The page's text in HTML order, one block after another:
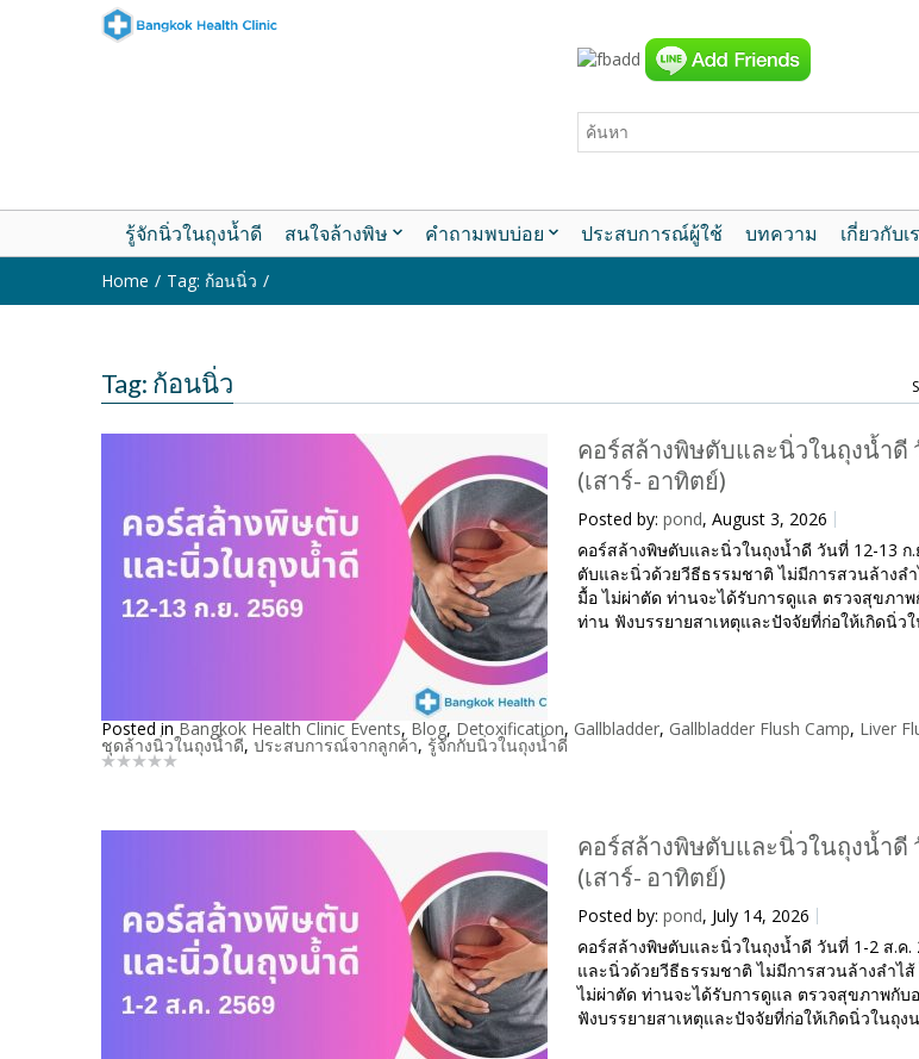
รู้จักนิ่วในถุงน้ำดี สนใจล้างพิษ คำถามพบบ่อย ประสบการณ์ผู้ใช้ บทความ เกี่ยวกับเ
Home Tag: ก้อนนิ่ว
Tag: ก้อนนิ่ว
คอร์สล้างพิษตับและนิ่วในถุงน้ำดี
(เสาร์- อาทิตย์)
Posted by: pond, August 3, 2026
คอร์สล้างพิษตับและนิ่วในถุงน้ำดี วันที่ 12-13 ก.
ตับและนิ่วด้วยวีธีธรรมชาติ ไม่มีการสวนล้างลำ
มื้อ ไม่ผ่าตัด ท่านจะได้รับการดูแล ตรวจสุขภา
ท่าน ฟังบรรยายสาเหตุและปัจจัยที่ก่อให้เกิดนิ่วใ
Posted inBangkok Health Clinic Events, Blog, Detoxification, Gallbladder, Gallbladder Flush Camp, Liver
ชุดล้างนิ่วในถุงน้ำดี, ประสบการณ์จากลูกค้า, รู้จักกับนิ่วในถุงน้ำดี
คอร์สล้างพิษตับและนิ่วในถุงน้ำดี
(เสาร์- อาทิตย์)
Posted by: pond, July 14, 2026
คอร์สล้างพิษตับและนิ่วในถุงน้ำดี วันที่ 1-2 ส.ค.
และนิ่วด้วยวีธีธรรมชาติ ไม่มีการสวนล้างลำไ
ไม่ผ่าตัด ท่านจะได้รับการดูแล ตรวจสุขภาพกับ
ฟังบรรยายสาเหตุและปัจจัยที่ก่อให้เกิดนิ่วในถุง